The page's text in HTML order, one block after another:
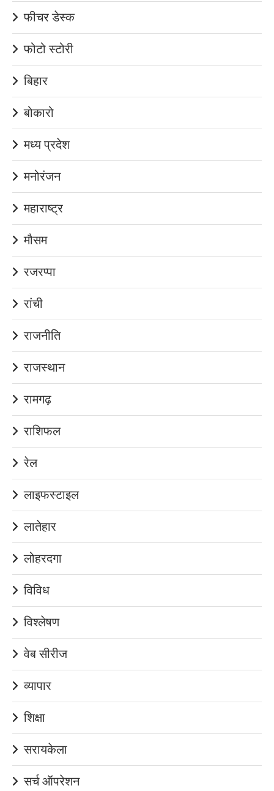
फीचर डेस्क
फोटो स्टोरी
बिहार
बोकारो
मध्य प्रदेश
मनोरंजन
महाराष्ट्र
मौसम
रजरप्पा
रांची
राजनीति
राजस्थान
रामगढ़
राशिफल
रेल
लाइफस्टाइल
लातेहार
लोहरदगा
विविध
विश्लेषण
वेब सीरीज
व्यापार
शिक्षा
सरायकेला
सर्च ऑपरेशन